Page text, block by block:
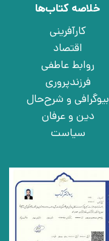
خلاصه کتاب‌ها
کارآفرینی
اقتصاد
روابط عاطفی
فرزندپروری
بیوگرافی و شرح‌حال
دین و عرفان
سیاست